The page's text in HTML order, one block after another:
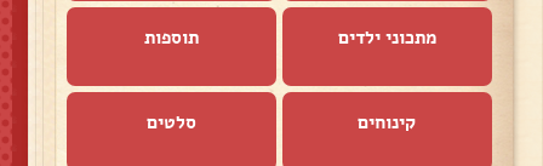
מתכוני ילדים תוספות
קינוחים סלטים